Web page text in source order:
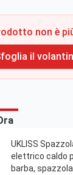
non è
il
UKLISS
elettrico caldo
barba,